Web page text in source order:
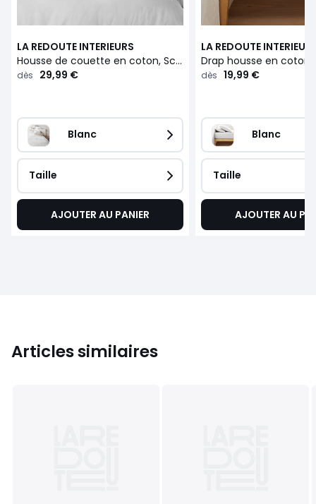
LA REDOUTE INTERIEURS
Housse de couette en coton, Scenario
dès 29,99 €
Blanc
Taille
AJOUTER AU PANIER
LA REDOUTE
dès 19,99 €
Blanc
Taille
AJOUTER AU
Articles similaires